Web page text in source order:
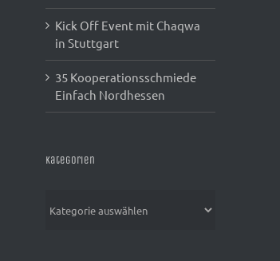
Kick Off Event mit Chaqwa
in Stuttgart
35 Kooperationsschmiede
Einfach Nordhessen
Kategorien